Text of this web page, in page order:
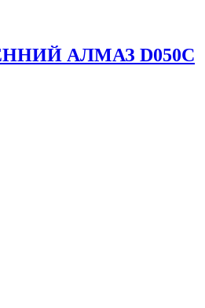
АЛМАЗ D050C